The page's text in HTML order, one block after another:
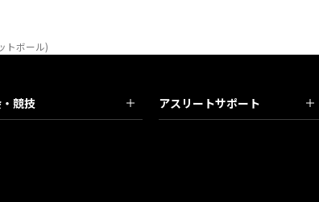
トボール)
競技 アスリートサポート